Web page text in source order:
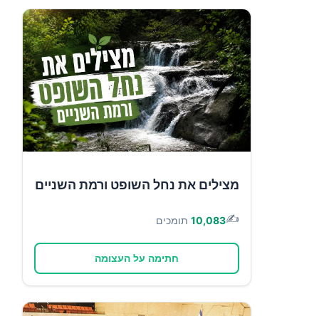
מצילים את נחל השופט ורמת השניים
✍️
10,083 תומכים
חתימה על העצומה